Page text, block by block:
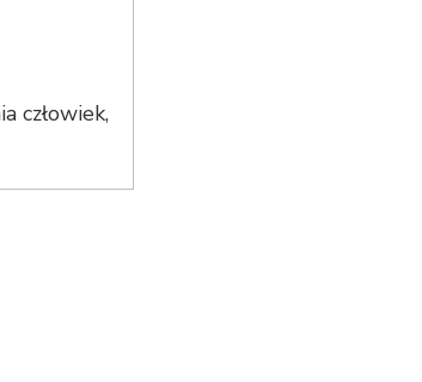
człowiek,